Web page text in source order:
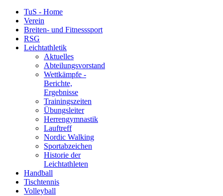
TuS - Home
Verein
Breiten- und Fitnesssport
RSG
Leichtathletik
Aktuelles
Abteilungsvorstand
Wettkämpfe -
Berichte,
Ergebnisse
Trainingszeiten
Übungsleiter
Herrengymnastik
Lauftreff
Nordic Walking
Sportabzeichen
Historie der
Leichtathleten
Handball
Tischtennis
Volleyball